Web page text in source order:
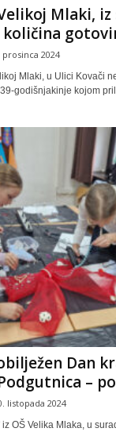
Mlaki, iz
prosinca 2024
Mlaki, u Ulici Kovači
godišnjakinje kojom
Dan
–
listopada 2024
OŠ Velika Mlaka, u